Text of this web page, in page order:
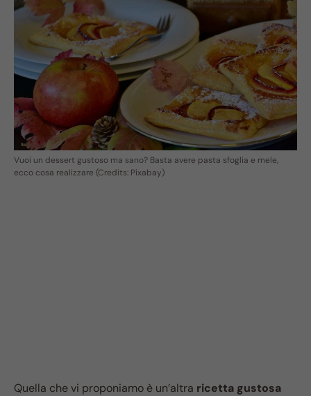
Vuoi un dessert gustoso ma sano? Basta avere pasta sfoglia e mele,
ecco cosa realizzare (Credits: Pixabay)
Quella che vi proponiamo è un’altra ricetta gustosa